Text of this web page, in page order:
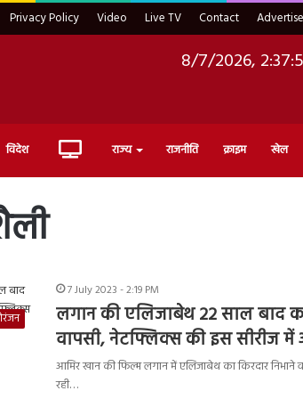
Privacy Policy Video Live TV Contact
8/7/2026,
विदेश Live राज्य राजनीति क्राइम खेल
7 July 2023 - 2:19 PM
लगान की एलिजाबेथ 22 साल बाद
वापसी, नेटफ्लिक्स की इस सीरीज
आमिर खान की फिल्म लगान में एलिजाबेथ का किरदार
रही…